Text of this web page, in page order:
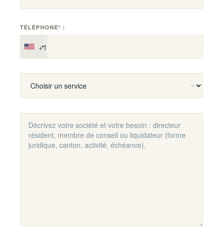
TÉLÉPHONE* :
+1